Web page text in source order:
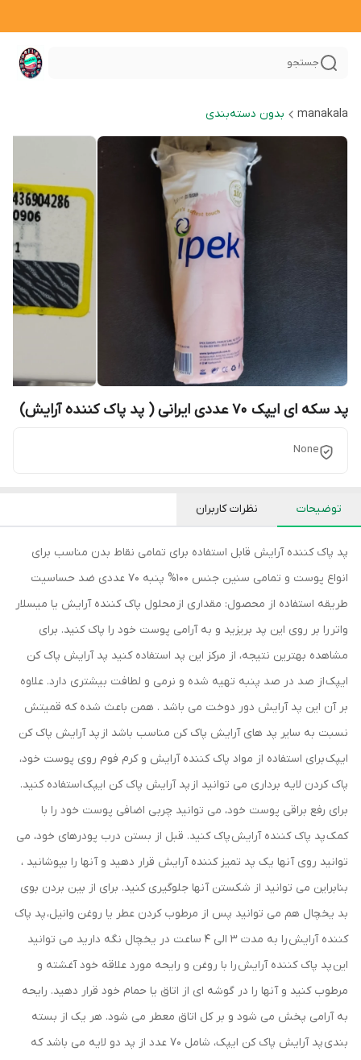
جستجو
manakala بدون دسته‌بندی
پد سکه ای ایپک 70 عددی ایرانی ( پد پاک کننده آرایش)
None
توضیحات نظرات کاربران
پد پاک کننده آرایش قابل استفاده برای تمامی نقاط بدن مناسب برای
انواع پوست و تمامی سنین جنس 100% پنبه 70 عددی ضد حساسیت
طریقه استفاده از محصول: مقداری از محلول پاک کننده آرایش یا میسلار
واتر را بر روی این پد بریزید و به آرامی پوست خود را پاک کنید. برای
مشاهده بهترین نتیجه، از مرکز این پد استفاده کنید پد آرایش پاک کن
ایپک از صد در صد پنبه تهیه شده و نرمی و لطافت بیشتری دارد. علاوه
بر آن این پد آرایش دور دوخت می باشد . همن باعث شده که قمیتش
نسبت به سایر پد های آرایش پاک کن مناسب باشد از پد آرایش پاک کن
ایپک برای استفاده از مواد پاک کننده آرایش و کرم فوم روی پوست خود،
پاک کردن لایه برداری می توانید از پد آرایش پاک کن ایپک استفاده کنید.
برای رفع براقی پوست خود، می توانید چربی اضافی پوست خود را با
کمک پد پاک کننده آرایش پاک کنید. قبل از بستن درب پودرهای خود، می
توانید روی آنها یک پد تمیز کننده آرایش قرار دهید و آنها را بپوشانید ،
بنابراین می توانید از شکستن آنها جلوگیری کنید. برای از بین بردن بوی
بد یخچال هم می توانید پس از مرطوب کردن عطر یا روغن وانیل، پد پاک
کننده آرایش را به مدت 3 الی 4 ساعت در یخچال نگه دارید می توانید
این پد پاک کننده آرایش را با روغن و رایحه مورد علاقه خود آغشته و
مرطوب کنید و آنها را در گوشه ای از اتاق یا حمام خود قرار دهید. رایحه
به آرامی پخش می شود و بر کل اتاق معطر می شود. هر یک از بسته
بندی پد آرایش پاک کن ایپک، شامل 70 عدد از پد دو لایه می باشد که